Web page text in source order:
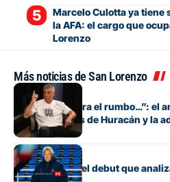
Marcelo Culotta ya tiene
la AFA: el cargo que
Lorenzo
Más noticias de San Lorenzo
Fútbol
“Si no encuentra el rumbo…”: el
González antes de Huracán y la
Fútbol
Los cambios y el debut que